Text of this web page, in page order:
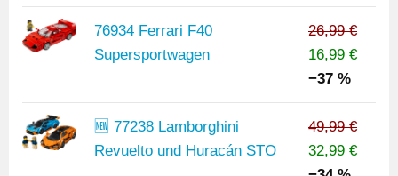
76934 Ferrari F40
Supersportwagen
26,99 €
16,99 €
−37 %
🆕 77238 Lamborghini
Revuelto und Huracán STO
49,99 €
32,99 €